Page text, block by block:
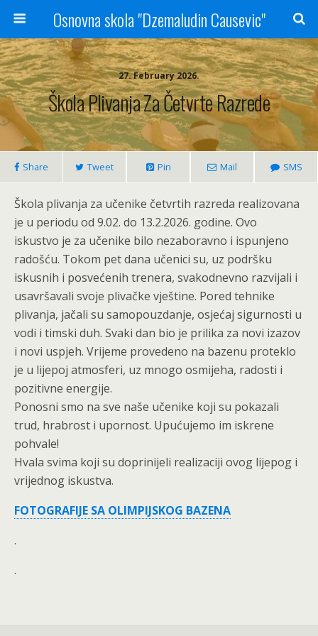
Osnovna skola "Dzemaludin Causevic"
27. February 2026.
Škola Plivanja Za Četvrte Razrede
Share Tweet Pin Mail SMS
Škola plivanja za učenike četvrtih razreda realizovana
je u periodu od 9.02. do 13.2.2026. godine. Ovo
iskustvo je za učenike bilo nezaboravno i ispunjeno
radošću. Tokom pet dana učenici su, uz podršku
iskusnih i posvećenih trenera, svakodnevno razvijali i
usavršavali svoje plivačke vještine. Pored tehnike
plivanja, jačali su samopouzdanje, osjećaj sigurnosti u
vodi i timski duh. Svaki dan bio je prilika za novi izazov
i novi uspjeh. Vrijeme provedeno na bazenu proteklo
je u lijepoj atmosferi, uz mnogo osmijeha, radosti i
pozitivne energije.
Ponosni smo na sve naše učenike koji su pokazali
trud, hrabrost i upornost. Upućujemo im iskrene
pohvale!
Hvala svima koji su doprinijeli realizaciji ovog lijepog i
vrijednog iskustva.
FOTOGRAFIJE SA OLIMPIJSKOG BAZENA
.
.